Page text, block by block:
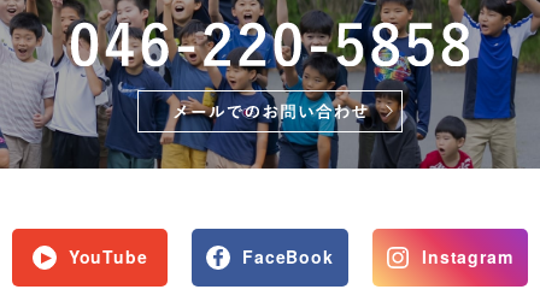
YouTube FaceBook Instagram